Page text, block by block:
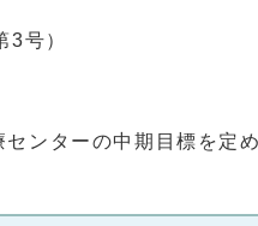
号）
ンターの中期目標を定